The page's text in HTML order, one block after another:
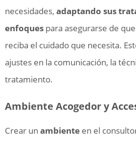
necesidades, adaptando sus
enfoques para asegurarse de que
reciba el cuidado que necesita.
ajustes en la comunicación, la
tratamiento.
Ambiente Acogedor y
Crear un ambiente en el